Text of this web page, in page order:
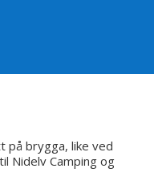
på brygga, like ved
Nidelv Camping og